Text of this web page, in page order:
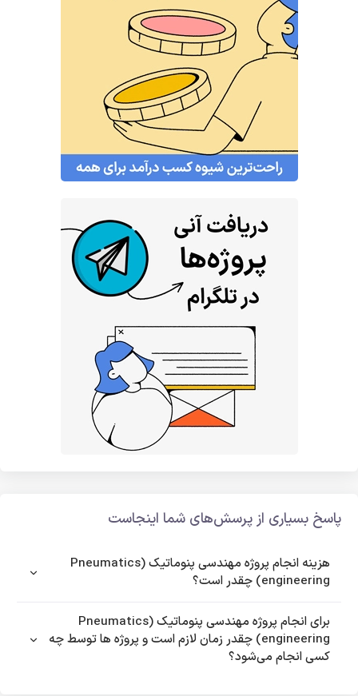
پاسخ بسیاری از پرسش‌های شما اینجاست
هزینه انجام پروژه مهندسی پنوماتیک (Pneumatics
engineering) چقدر است؟
برای انجام پروژه مهندسی پنوماتیک (Pneumatics
engineering) چقدر زمان لازم است و پروژه ها توسط چه
کسی انجام می‌شود؟